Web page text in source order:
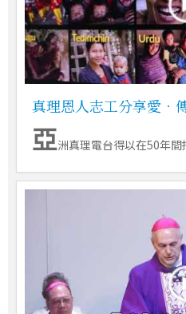
真理恩人志工分享愛．
亞洲真理電台得以在50年